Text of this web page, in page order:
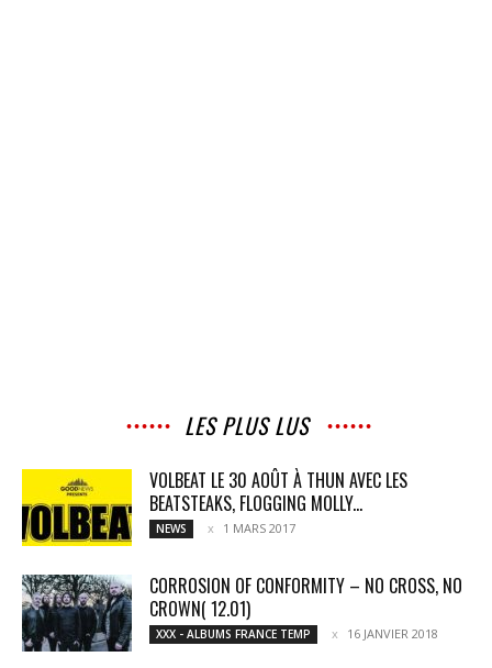
LES PLUS LUS
VOLBEAT LE 30 AOÛT À THUN AVEC LES
BEATSTEAKS, FLOGGING MOLLY...
NEWS 1 MARS 2017
CORROSION OF CONFORMITY – NO CROSS, NO
CROWN( 12.01)
XXX - ALBUMS FRANCE TEMP 16 JANVIER 2018